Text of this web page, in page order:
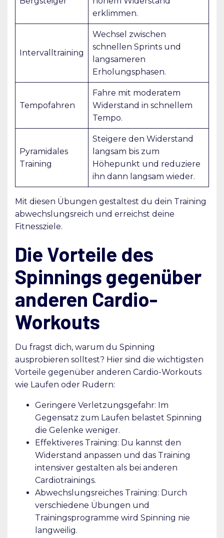
erklimmen.
Intervalltraining
Wechsel zwischen
schnellen Sprints und
langsameren
Erholungsphasen.
Tempofahren
Fahre mit moderatem
Widerstand in schnellem
Tempo.
Pyramidales
Training
Steigere den Widerstand
langsam bis zum
Höhepunkt und reduziere
ihn dann langsam wieder.
Mit diesen Übungen gestaltest du dein Training
abwechslungsreich und erreichst deine
Fitnessziele.
Die Vorteile des
Spinnings gegenüber
anderen Cardio-
Workouts
Du fragst dich, warum du Spinning
ausprobieren solltest? Hier sind die wichtigsten
Vorteile gegenüber anderen Cardio-Workouts
wie Laufen oder Rudern:
Geringere Verletzungsgefahr: Im
Gegensatz zum Laufen belastet Spinning
die Gelenke weniger.
Effektiveres Training: Du kannst den
Widerstand anpassen und das Training
intensiver gestalten als bei anderen
Cardiotrainings.
Abwechslungsreiches Training: Durch
verschiedene Übungen und
Trainingsprogramme wird Spinning nie
langweilig.